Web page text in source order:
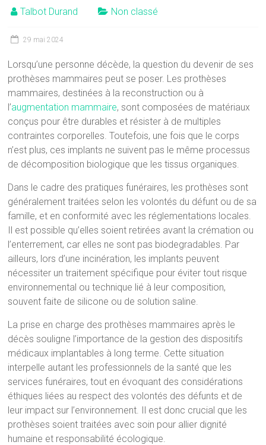
Talbot Durand Non classé
29 mai 2024
Lorsqu’une personne décède, la question du devenir de ses
prothèses mammaires peut se poser. Les prothèses
mammaires, destinées à la reconstruction ou à
l’augmentation mammaire, sont composées de matériaux
conçus pour être durables et résister à de multiples
contraintes corporelles. Toutefois, une fois que le corps
n’est plus, ces implants ne suivent pas le même processus
de décomposition biologique que les tissus organiques.
Dans le cadre des pratiques funéraires, les prothèses sont
généralement traitées selon les volontés du défunt ou de sa
famille, et en conformité avec les réglementations locales.
Il est possible qu’elles soient retirées avant la crémation ou
l’enterrement, car elles ne sont pas biodegradables. Par
ailleurs, lors d’une incinération, les implants peuvent
nécessiter un traitement spécifique pour éviter tout risque
environnemental ou technique lié à leur composition,
souvent faite de silicone ou de solution saline.
La prise en charge des prothèses mammaires après le
décès souligne l’importance de la gestion des dispositifs
médicaux implantables à long terme. Cette situation
interpelle autant les professionnels de la santé que les
services funéraires, tout en évoquant des considérations
éthiques liées au respect des volontés des défunts et de
leur impact sur l’environnement. Il est donc crucial que les
prothèses soient traitées avec soin pour allier dignité
humaine et responsabilité écologique.